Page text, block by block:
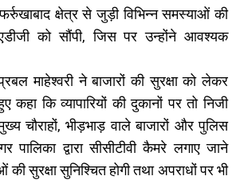
क्षेत्र से जुड़ी विभिन्न समस्याओं की
को सौंपी, जिस पर उन्होंने आवश्यक
माहेश्वरी ने बाजारों की सुरक्षा को लेकर
कहा कि व्यापारियों की दुकानों पर तो निजी
चौराहों, भीड़भाड़ वाले बाजारों और पुलिस
द्वारा सीसीटीवी कैमरे लगाए जाने
सुरक्षा सुनिश्चित होगी तथा अपराधों पर भी